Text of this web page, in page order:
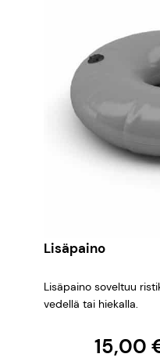
Lisäpaino
Lisäpaino soveltuu
vedellä tai hiekalla.
15,00